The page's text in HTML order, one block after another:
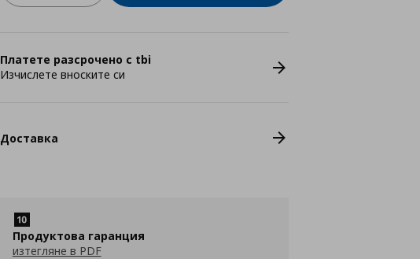
Платете разсрочено с tbi
Изчислете вноските си
Доставка
Продуктова гаранция
изтегляне в PDF